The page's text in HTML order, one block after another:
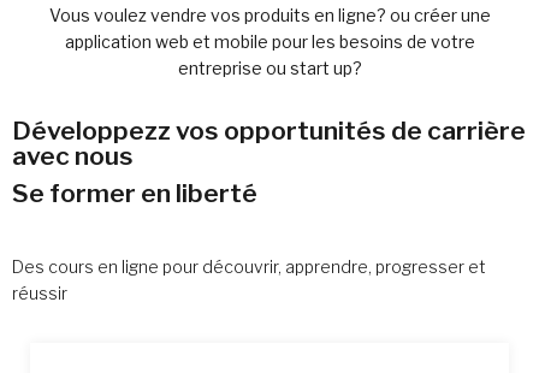
Vous voulez vendre vos produits en ligne? ou créer une
application web et mobile pour les besoins de votre
entreprise ou start up?
Développezz vos opportunités de carrière
avec nous
Se former en liberté
Des cours en ligne pour découvrir, apprendre, progresser et
réussir